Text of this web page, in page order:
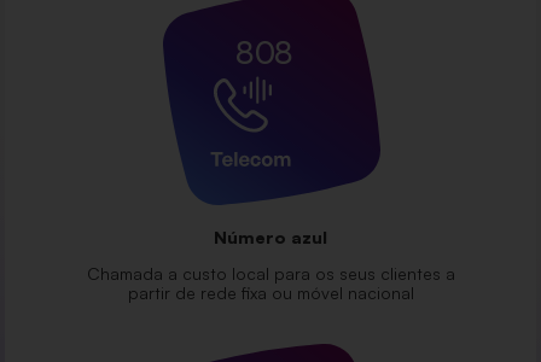
808
Número azul
Chamada a custo local para os seus clientes a
partir de rede fixa ou móvel nacional